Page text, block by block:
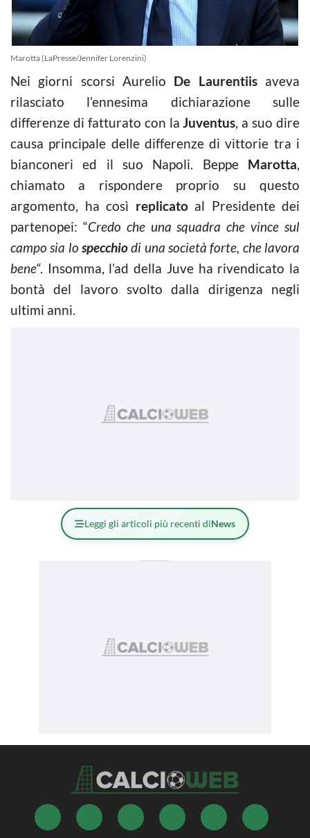
Marotta (LaPresse/Jennifer Lorenzini)
Nei giorni scorsi Aurelio De Laurentiisaveva
rilasciato l’ennesima dichiarazione sulle
differenze di fatturato con laJuventus, a suo dire
causa principale delle differenze di vittorie tra i
bianconeri ed il suo Napoli. Beppe Marotta,
chiamato a rispondere proprio su questo
argomento, ha così replicatoal Presidente dei
partenopei: “Credo che una squadra che vince sul
campo sia lo specchiodi una società forte, che lavora
bene“. Insomma, l’ad della Juve ha rivendicato la
bontà del lavoro svolto dalla dirigenza negli
ultimi anni.
Leggi gli articoli più recenti diNews